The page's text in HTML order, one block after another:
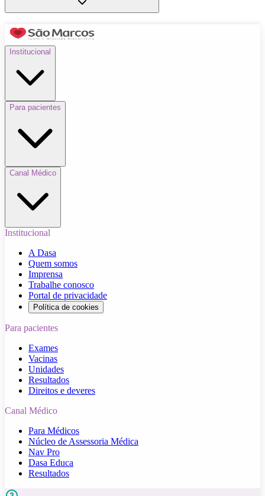
Institucional
Para pacientes
Canal Médico
Institucional
A Dasa
Quem somos
Imprensa
Trabalhe conosco
Portal de privacidade
Política de cookies
Para pacientes
Exames
Vacinas
Unidades
Resultados
Direitos e deveres
Canal Médico
Para Médicos
Núcleo de Assessoria Médica
Nav Pro
Dasa Educa
Resultados